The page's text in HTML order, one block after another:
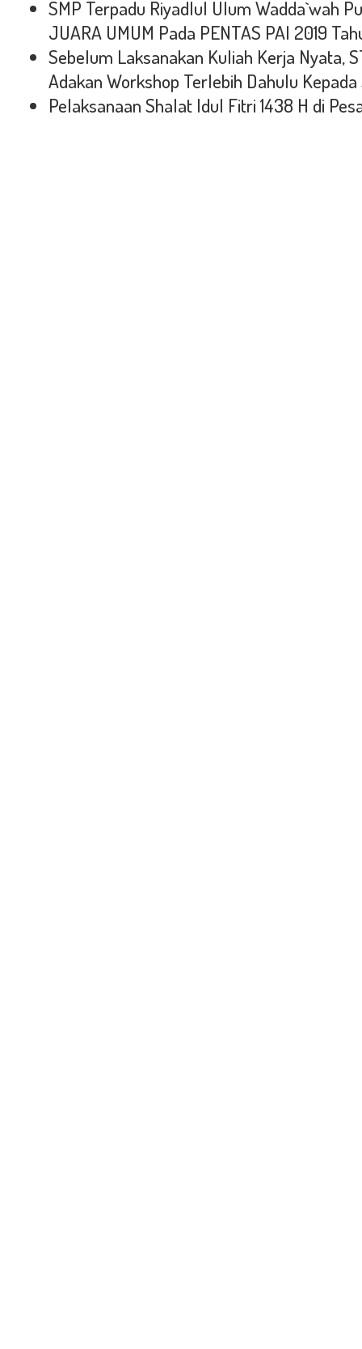
SMP Terpadu Riyadlul Ulum Wadda`wah
JUARA UMUM Pada PENTAS PAI 2019
Sebelum Laksanakan Kuliah Kerja Nyata,
Adakan Workshop Terlebih Dahulu
Pelaksanaan Shalat Idul Fitri 1438 H di